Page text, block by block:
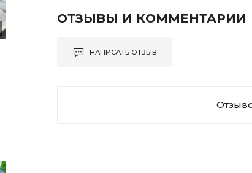
ОТЗЫВЫ И КОММЕНТАРИИ
НАПИСАТЬ ОТЗЫВ